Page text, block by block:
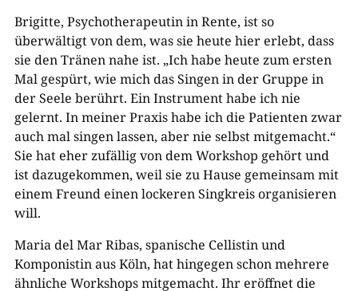
Brigitte, Psychotherapeutin in Rente, ist so
überwältigt von dem, was sie heute hier erlebt, dass
sie den Tränen nahe ist. „Ich habe heute zum ersten
Mal gespürt, wie mich das Singen in der Gruppe in
der Seele berührt. Ein Instrument habe ich nie
gelernt. In meiner Praxis habe ich die Patienten zwar
auch mal singen lassen, aber nie selbst mitgemacht.“
Sie hat eher zufällig von dem Workshop gehört und
ist dazugekommen, weil sie zu Hause gemeinsam mit
einem Freund einen lockeren Singkreis organisieren
will.
Maria del Mar Ribas, spanische Cellistin und
Komponistin aus Köln, hat hingegen schon mehrere
ähnliche Workshops mitgemacht. Ihr eröffnet die